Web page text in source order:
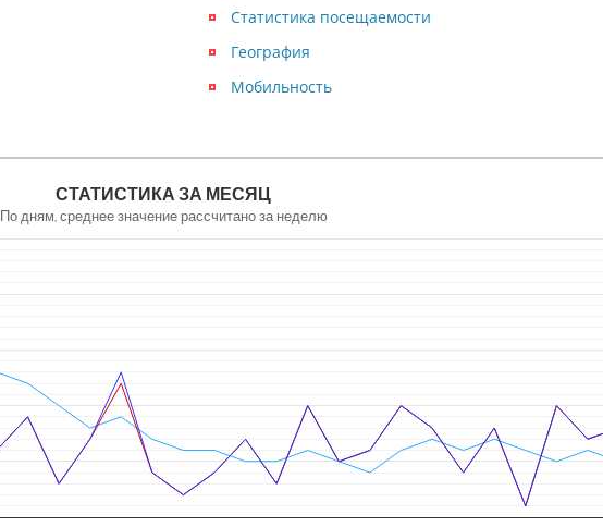
Статистика посещаемости
География
Мобильность
СТАТИСТИКА ЗА МЕСЯЦ
По дням, среднее значение рассчитано за неделю